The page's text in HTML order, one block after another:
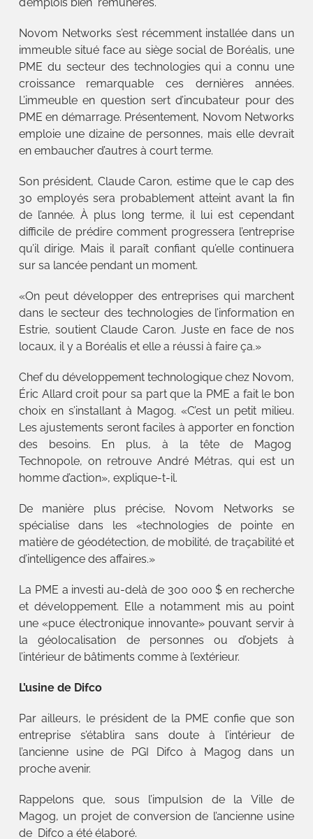
Novom Networks s’est récemment installée dans un
immeuble situé face au siège social de Boréalis, une
PME du secteur des technologies qui a connu une
croissance remarquable ces dernières années.
L’immeuble en question sert d’incubateur pour des
PME en démarrage. Présentement, Novom Networks
emploie une dizaine de personnes, mais elle devrait
en embaucher d’autres à court terme.
Son président, Claude Caron, estime que le cap des
30 employés sera probablement atteint avant la fin
de l’année. À plus long terme, il lui est cependant
difficile de prédire comment progressera l’entreprise
qu’il dirige. Mais il paraît confiant qu’elle continuera
sur sa lancée pendant un moment.
«On peut développer des entreprises qui marchent
dans le secteur des technologies de l’information en
Estrie, soutient Claude Caron. Juste en face de nos
locaux, il y a Boréalis et elle a réussi à faire ça.»
Chef du développement technologique chez Novom,
Éric Allard croit pour sa part que la PME a fait le bon
choix en s’installant à Magog. «C’est un petit milieu.
Les ajustements seront faciles à apporter en fonction
des besoins. En plus, à la tête de Magog
Technopole, on retrouve André Métras, qui est un
homme d’action», explique-t-il.
De manière plus précise, Novom Networks se
spécialise dans les «technologies de pointe en
matière de géodétection, de mobilité, de traçabilité et
d’intelligence des affaires.»
La PME a investi au-delà de 300 000 $ en recherche
et développement. Elle a notamment mis au point
une «puce électronique innovante» pouvant servir à
la géolocalisation de personnes ou d’objets à
l’intérieur de bâtiments comme à l’extérieur.
L’usine de Difco
Par ailleurs, le président de la PME confie que son
entreprise s’établira sans doute à l’intérieur de
l’ancienne usine de PGI Difco à Magog dans un
proche avenir.
Rappelons que, sous l’impulsion de la Ville de
Magog, un projet de conversion de l’ancienne usine
de Difco a été élaboré.